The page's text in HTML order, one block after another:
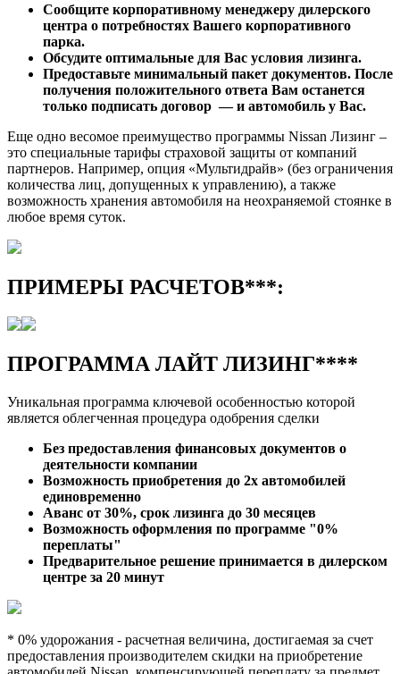
Сообщите корпоративному менеджеру дилерского
центра о потребностях Вашего корпоративного
парка.
Обсудите оптимальные для Вас условия лизинга.
Предоставьте минимальный пакет документов. После
получения положительного ответа Вам останется
только подписать договор — и автомобиль у Вас.
Еще одно весомое преимущество программы Nissan Лизинг –
это специальные тарифы страховой защиты от компаний
партнеров. Например, опция «Мультидрайв» (без ограничения
количества лиц, допущенных к управлению), а также
возможность хранения автомобиля на неохраняемой стоянке в
любое время суток.
ПРИМЕРЫ РАСЧЕТОВ***:
ПРОГРАММА ЛАЙТ ЛИЗИНГ****
Уникальная программа ключевой особенностью которой
является облегченная процедура одобрения сделки
Без предоставления финансовых документов о
деятельности компании
Возможность приобретения до 2х автомобилей
единовременно
Аванс от 30%, срок лизинга до 30 месяцев
Возможность оформления по программе "0%
переплаты"
Предварительное решение принимается в дилерском
центре за 20 минут
* 0% удорожания - расчетная величина, достигаемая за счет
предоставления производителем скидки на приобретение